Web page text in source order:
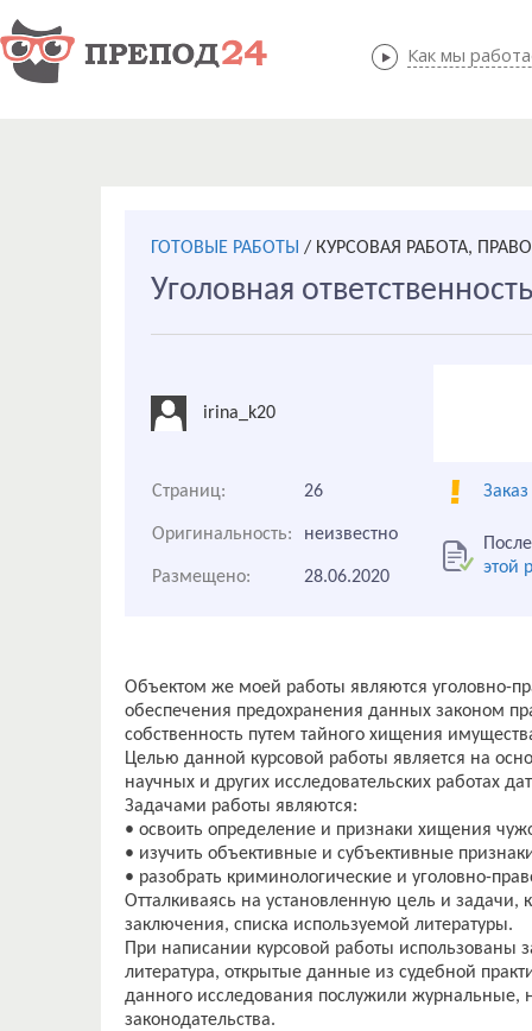
Как мы
Как мы
ГОТОВЫЕ РАБОТЫ / КУРСОВАЯ РАБОТА,
Уголовная
irina_k20
Страниц: 26
Оригинальность: неизвестно
этой
Размещено: 28.06.2020
Объектом же моей работы являются уголовно-
обеспечения предохранения данных законом
собственность путем тайного хищения
Целью данной курсовой работы является на
научных и других исследовательских работах
Задачами работы являются:
• освоить определение и признаки хищения
• изучить объективные и субъективные
• разобрать криминологические и уголовно-
Отталкиваясь на установленную цель и задачи,
заключения, списка используемой литературы.
При написании курсовой работы использованы
литература, открытые данные из судебной
данного исследования послужили журнальные,
законодательства.